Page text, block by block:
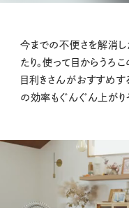
今までの不便さを解消し
たり。使って目からうろ
目利きさんがおすすめ
の効率もぐんぐん上がり